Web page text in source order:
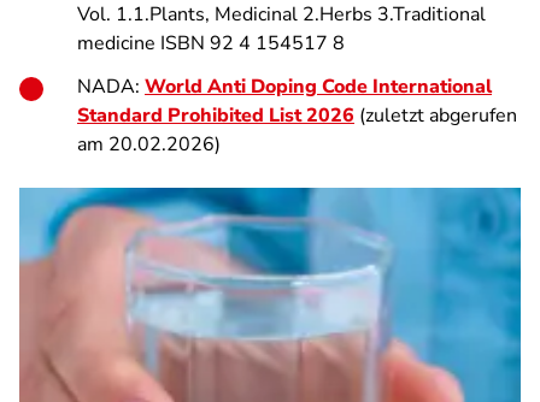
Vol. 1.1.Plants, Medicinal 2.Herbs 3.Traditional
medicine ISBN 92 4 154517 8
NADA: World Anti Doping Code International
Standard Prohibited List 2026 (zuletzt abgerufen
am 20.02.2026)